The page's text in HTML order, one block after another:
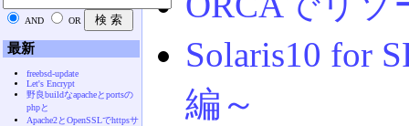
Solaris10 for
編～
AND OR
最新
freebsd-update
Let's Encrypt
野良buildなapacheとportsの
phpと
Apache2とOpenSSLでhttpsサ